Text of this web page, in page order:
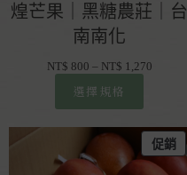
煌芒果｜黑糖農莊｜台
南南化
NT$ 800 – NT$ 1,270
選擇規格
促銷